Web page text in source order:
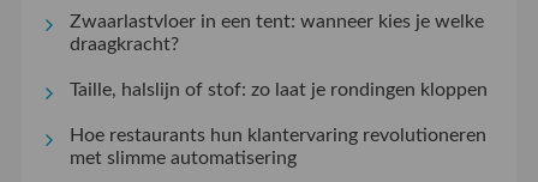
Zwaarlastvloer in een tent: wanneer kies je welke
draagkracht?
Taille, halslijn of stof: zo laat je rondingen kloppen
Hoe restaurants hun klantervaring revolutioneren
met slimme automatisering